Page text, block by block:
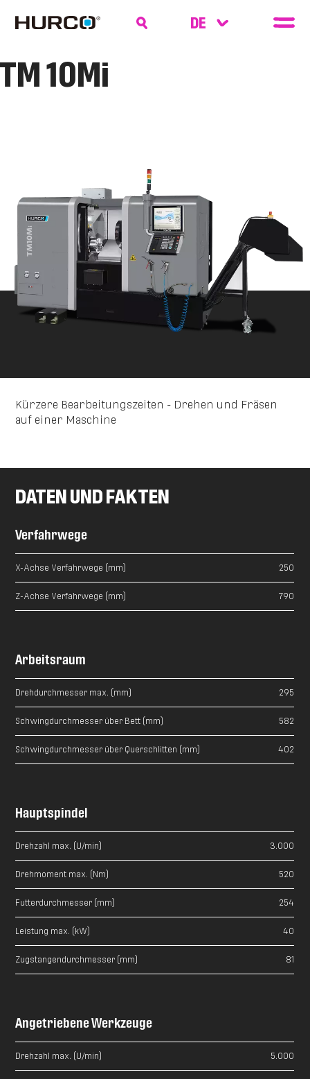
10Mi
Kürzere Bearbeitungszeiten - Drehen und Fräsen
auf einer Maschine
DATEN UND FAKTEN
Verfahrwege
X-Achse Verfahrwege (mm) 250
Z-Achse Verfahrwege (mm) 790
Arbeitsraum
Drehdurchmesser max. (mm) 295
Schwingdurchmesser über Bett (mm) 582
Schwingdurchmesser über Querschlitten (mm) 402
Hauptspindel
Drehzahl max. (U/min) 3.000
Drehmoment max. (Nm) 520
Futterdurchmesser (mm) 254
Leistung max. (kW) 40
Zugstangendurchmesser (mm) 81
Angetriebene Werkzeuge
Drehzahl max. (U/min) 5.000